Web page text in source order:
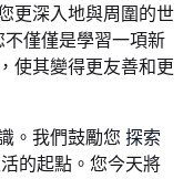
更深入地與周圍的世
不僅僅是學習一項新
使其變得更友善和更
。我們鼓勵您 探索
的起點。您今天將